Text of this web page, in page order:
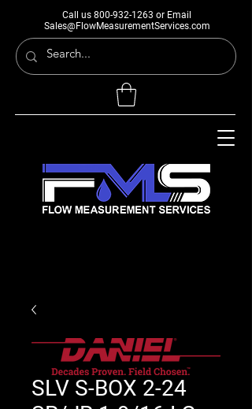
Call us 800-932-1263 or Email
Sales@FlowMeasurementServices.com
SLV S-BOX 2-24